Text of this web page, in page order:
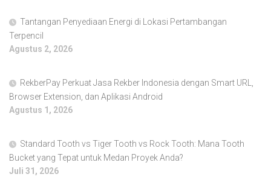
Tantangan Penyediaan Energi di Lokasi Pertambangan
Terpencil
Agustus 2, 2026
RekberPay Perkuat Jasa Rekber Indonesia dengan Smart URL,
Browser Extension, dan Aplikasi Android
Agustus 1, 2026
Standard Tooth vs Tiger Tooth vs Rock Tooth: Mana Tooth
Bucket yang Tepat untuk Medan Proyek Anda?
Juli 31, 2026